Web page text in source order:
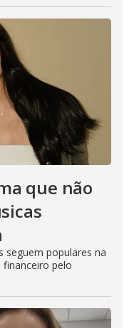
que não
seguem populares na
pelo